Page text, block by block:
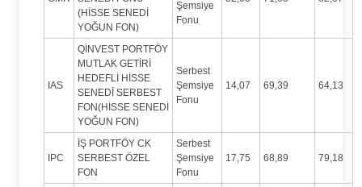
(HİSSE SENEDİ
YOĞUN FON)
Şemsiye
Fonu
IAS
QİNVEST PORTFÖY
MUTLAK GETİRİ
HEDEFLİ HİSSE
SENEDİ SERBEST
FON(HİSSE SENEDİ
YOĞUN FON)
Serbest
Şemsiye
Fonu
14,07 69,39 64,13
IPC
İŞ PORTFÖY CK
SERBEST ÖZEL
FON
Serbest
Şemsiye
Fonu
17,75 68,89 79,18